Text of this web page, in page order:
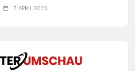
7. APRIL 2022